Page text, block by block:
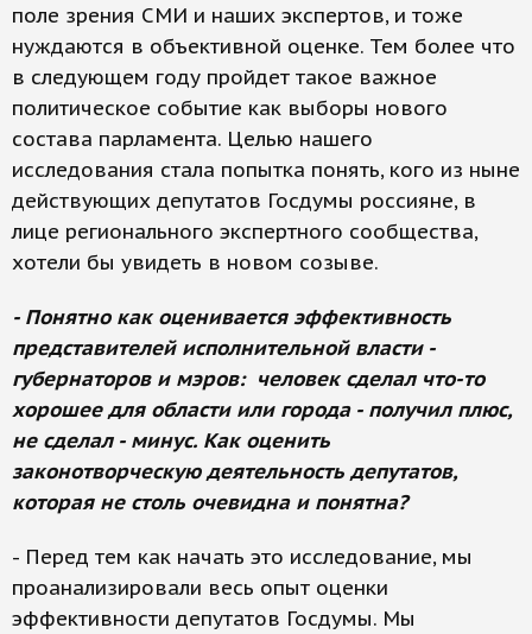
поле зрения СМИ и наших экспертов, и тоже
нуждаются в объективной оценке. Тем более что
в следующем году пройдет такое важное
политическое событие как выборы нового
состава парламента. Целью нашего
исследования стала попытка понять, кого из ныне
действующих депутатов Госдумы россияне, в
лице регионального экспертного сообщества,
хотели бы увидеть в новом созыве.
- Понятно как оценивается эффективность
представителей исполнительной власти -
губернаторов и мэров: человек сделал что-то
хорошее для области или города - получил плюс,
не сделал - минус. Как оценить
законотворческую деятельность депутатов,
которая не столь очевидна и понятна?
- Перед тем как начать это исследование, мы
проанализировали весь опыт оценки
эффективности депутатов Госдумы. Мы